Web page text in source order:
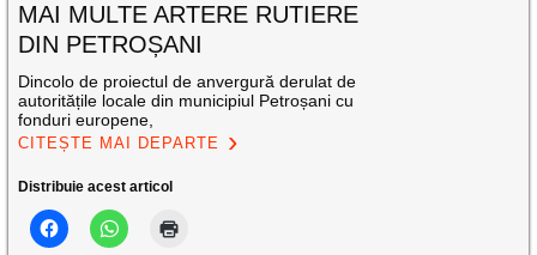
MAI MULTE ARTERE RUTIERE
DIN PETROȘANI
Dincolo de proiectul de anvergură derulat de
autoritățile locale din municipiul Petroșani cu
fonduri europene,
CITEȘTE MAI DEPARTE
Distribuie acest articol